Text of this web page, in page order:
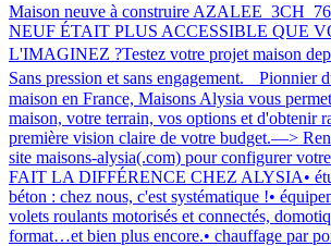
Maison neuve à construire
NEUF ÉTAIT PLUS ACCESSIBLE QUE
L'IMAGINEZ ?Testez votre projet maison
Sans pression et sans engagement. Pionnier
maison en France, Maisons Alysia vous
maison, votre terrain, vos options et d'obtenir
première vision claire de votre budget.—>
site maisons-alysia(.com) pour configurer
FAIT LA DIFFÉRENCE CHEZ ALYSIA•
béton : chez nous, c'est systématique !•
volets roulants motorisés et connectés,
format…et bien plus encore.• chauffage par